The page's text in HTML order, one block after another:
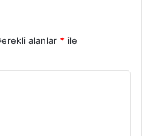
alanlar * ile